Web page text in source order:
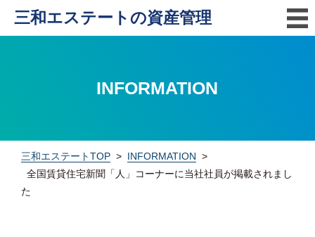
三和エステートの資産管理
INFORMATION
三和エステートTOP > INFORMATION >
全国賃貸住宅新聞「人」コーナーに当社社員が掲載されまし
た